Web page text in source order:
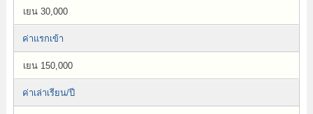
เยน 30,000
ค่าแรกเข้า
เยน 150,000
ค่าเล่าเรียน/ปี